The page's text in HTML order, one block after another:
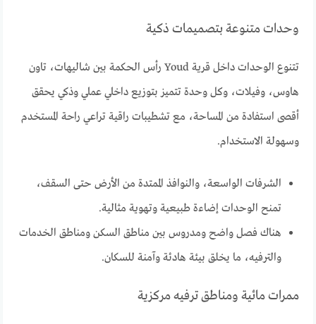
وحدات متنوعة بتصميمات ذكية
تتنوع الوحدات داخل قرية Youd رأس الحكمة بين شاليهات، تاون
هاوس، وفيلات، وكل وحدة تتميز بتوزيع داخلي عملي وذكي يحقق
أقصى استفادة من المساحة، مع تشطيبات راقية تراعي راحة المستخدم
وسهولة الاستخدام.
الشرفات الواسعة، والنوافذ الممتدة من الأرض حتى السقف،
تمنح الوحدات إضاءة طبيعية وتهوية مثالية.
هناك فصل واضح ومدروس بين مناطق السكن ومناطق الخدمات
والترفيه، ما يخلق بيئة هادئة وآمنة للسكان.
ممرات مائية ومناطق ترفيه مركزية